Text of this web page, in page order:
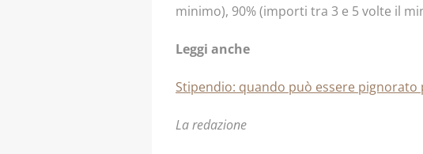
minimo), 90% (importi tra 3 e 5 volte il
Leggi anche
Stipendio: quando può essere pignorato
La redazione